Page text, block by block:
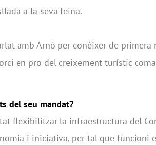
a la seva feina.
amb Arnó per conèixer de primera
en pro del creixement turístic
del seu mandat?
flexibilitzar la infraestructura del
i iniciativa, per tal que funcioni